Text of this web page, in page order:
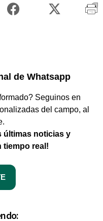
de Whatsapp
Seguinos en
del campo, al
últimas noticias y
tiempo real!